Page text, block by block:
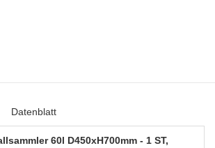
Datenblatt
60l D450xH700mm - 1 ST,